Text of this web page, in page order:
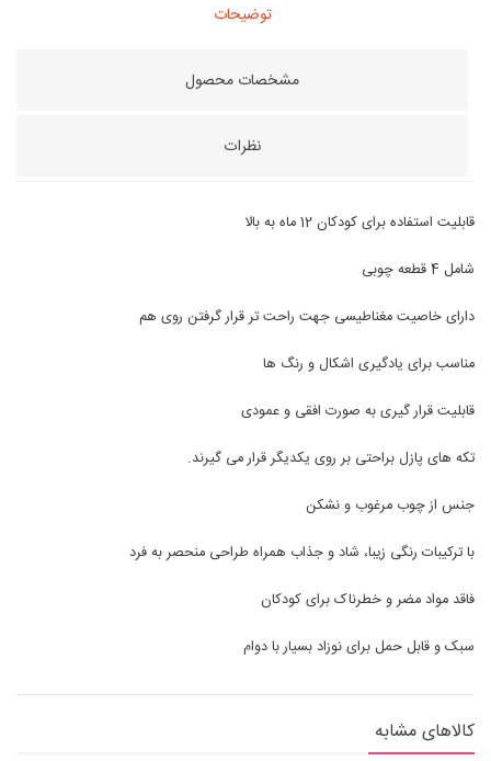
توضیحات
مشخصات محصول
نظرات
قابلیت استفاده برای کودکان 12 ماه به بالا
شامل 4 قطعه چوبی
دارای خاصیت مغناطیسی جهت راحت تر قرار گرفتن روی هم
مناسب برای یادگیری اشکال و رنگ ها
قابلیت قرار گیری به صورت افقی و عمودی
تکه های پازل براحتی بر روی یکدیگر قرار می گیرند.
جنس از چوب مرغوب و نشکن
با ترکیبات رنگی زیبا، شاد و جذاب همراه طراحی منحصر به فرد
فاقد مواد مضر و خطرناک برای کودکان
سبک و قابل حمل برای نوزاد بسیار با دوام
کالاهای مشابه